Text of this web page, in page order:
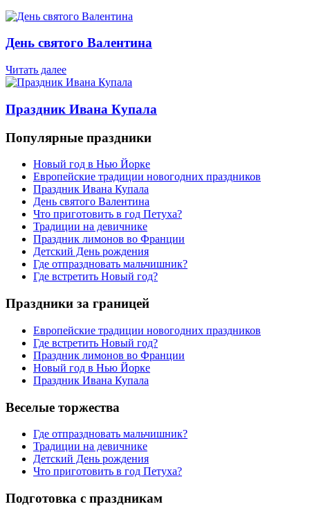
День святого Валентина
Читать далее
Праздник Ивана Купала
Популярные праздники
Новый год в Нью Йорке
Европейские традиции новогодних праздников
Праздник Ивана Купала
День святого Валентина
Что приготовить в год Петуха?
Традиции на девичнике
Праздник лимонов во Франции
Детский День рождения
Где отпраздновать мальчишник?
Где встретить Новый год?
Праздники за границей
Европейские традиции новогодних праздников
Где встретить Новый год?
Праздник лимонов во Франции
Новый год в Нью Йорке
Праздник Ивана Купала
Веселые торжества
Где отпраздновать мальчишник?
Традиции на девичнике
Детский День рождения
Что приготовить в год Петуха?
Подготовка с праздникам